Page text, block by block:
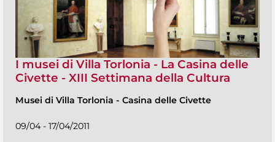
I musei di Villa Torlonia - La Casina delle
Civette - XIII Settimana della Cultura
Musei di Villa Torlonia - Casina delle Civette
09/04 - 17/04/2011